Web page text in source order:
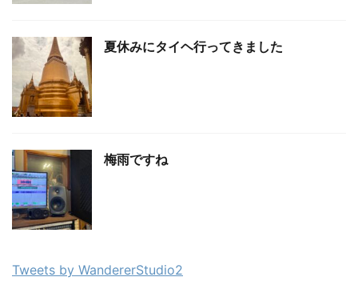
夏休みにタイヘ行ってきました
梅雨ですね
Tweets by WandererStudio2